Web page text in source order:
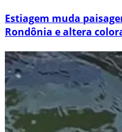
Estiagem muda
Rondônia e altera